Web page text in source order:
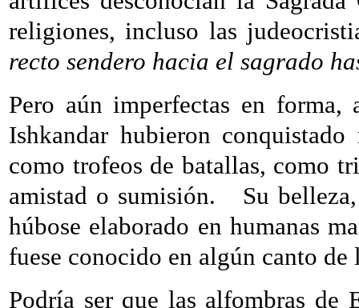
religiones, incluso las
recto sendero hacia el sagrado
Pero aún imperfectas en
Ishkandar hubieron
como trofeos de batallas, como
amistad o sumisión.
Su
húbose elaborado en humanas
fuese conocido en algún canto de
Podría ser que las alfombras de